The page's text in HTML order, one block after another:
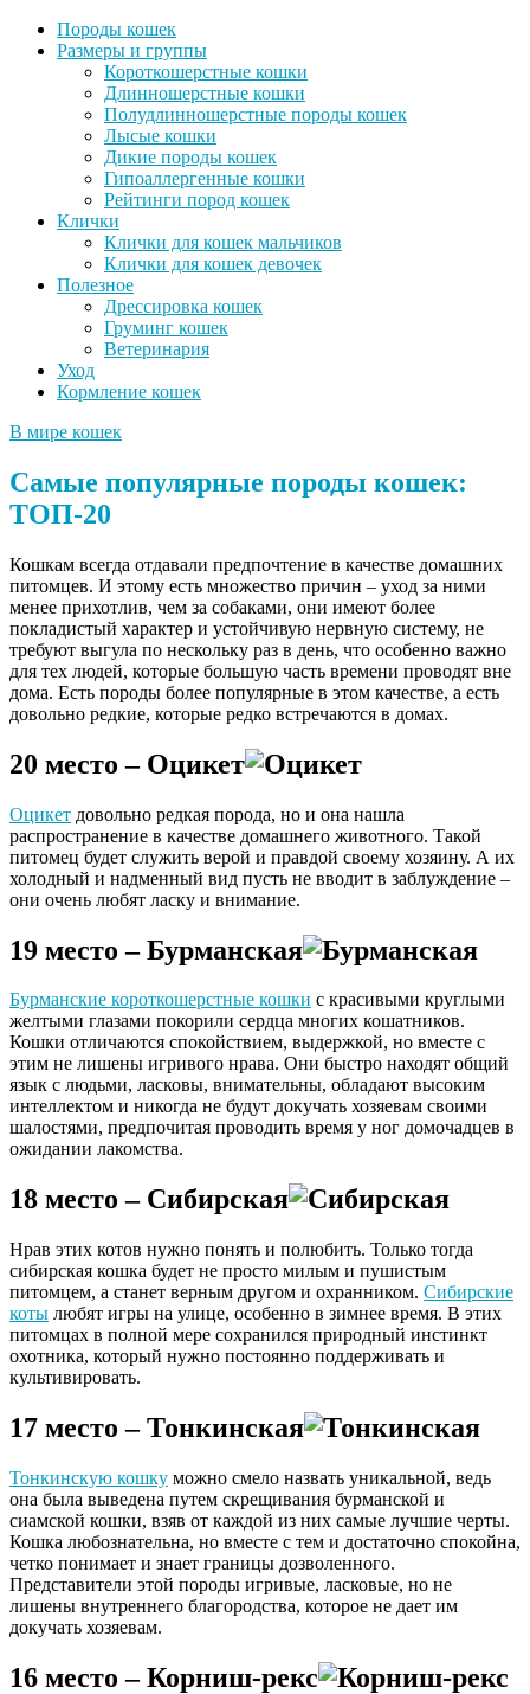
Породы кошек
Размеры и группы
Короткошерстные кошки
Длинношерстные кошки
Полудлинношерстные породы кошек
Лысые кошки
Дикие породы кошек
Гипоаллергенные кошки
Рейтинги пород кошек
Клички
Клички для кошек мальчиков
Клички для кошек девочек
Полезное
Дрессировка кошек
Груминг кошек
Ветеринария
Уход
Кормление кошек
В мире кошек
Самые популярные породы кошек:
ТОП-20
Кошкам всегда отдавали предпочтение в качестве домашних
питомцев. И этому есть множество причин – уход за ними
менее прихотлив, чем за собаками, они имеют более
покладистый характер и устойчивую нервную систему, не
требуют выгула по нескольку раз в день, что особенно важно
для тех людей, которые большую часть времени проводят вне
дома. Есть породы более популярные в этом качестве, а есть
довольно редкие, которые редко встречаются в домах.
20 место – Оцикет
Оцикет довольно редкая порода, но и она нашла
распространение в качестве домашнего животного. Такой
питомец будет служить верой и правдой своему хозяину. А их
холодный и надменный вид пусть не вводит в заблуждение –
они очень любят ласку и внимание.
19 место – Бурманская
Бурманские короткошерстные кошки с красивыми круглыми
желтыми глазами покорили сердца многих кошатников.
Кошки отличаются спокойствием, выдержкой, но вместе с
этим не лишены игривого нрава. Они быстро находят общий
язык с людьми, ласковы, внимательны, обладают высоким
интеллектом и никогда не будут докучать хозяевам своими
шалостями, предпочитая проводить время у ног домочадцев в
ожидании лакомства.
18 место – Сибирская
Нрав этих котов нужно понять и полюбить. Только тогда
сибирская кошка будет не просто милым и пушистым
питомцем, а станет верным другом и охранником. Сибирские
коты любят игры на улице, особенно в зимнее время. В этих
питомцах в полной мере сохранился природный инстинкт
охотника, который нужно постоянно поддерживать и
культивировать.
17 место – Тонкинская
Тонкинскую кошку можно смело назвать уникальной, ведь
она была выведена путем скрещивания бурманской и
сиамской кошки, взяв от каждой из них самые лучшие черты.
Кошка любознательна, но вместе с тем и достаточно спокойна,
четко понимает и знает границы дозволенного.
Представители этой породы игривые, ласковые, но не
лишены внутреннего благородства, которое не дает им
докучать хозяевам.
16 место – Корниш-рекс